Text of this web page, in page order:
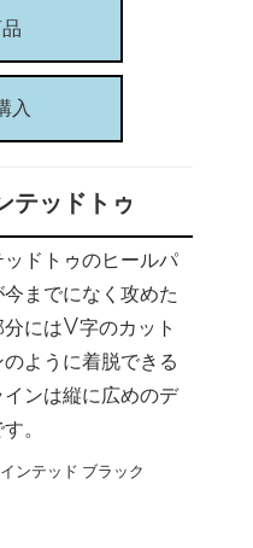
入
テッドトゥ
ドトゥのヒールパ
までになく攻めた
にはV字のカット
ように着脱できる
ンは縦に広めのデ
。